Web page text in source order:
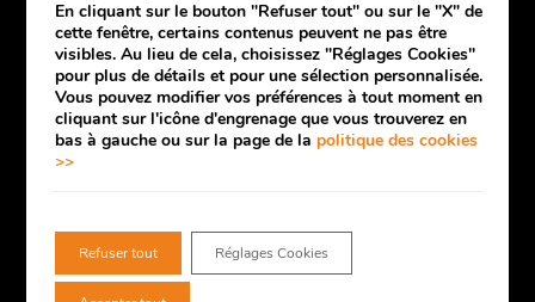
c
e
b
k
s
t
a
a
u
T
u
Nordiflam 73 - Expert Chaleur Bois
61 Chemin du Pont Albertin
73200 Albertville
Tél.: +33 (0)4.79.32.44.46
Fax.: +33 (0)9.55.07.59.99
LA SOCIÉTÉ & LIENS JURIDIQUES
En cliquant sur le bouton "Refuser tout" ou sur le "X" de
cette fenêtre, certains contenus peuvent ne pas être
visibles. Au lieu de cela, choisissez "Réglages Cookies"
pour plus de détails et pour une sélection personnalisée.
Vous pouvez modifier vos préférences à tout moment en
cliquant sur l'icône d'engrenage que vous trouverez en
bas à gauche ou sur la page de la politique des cookies
>>
Refuser tout Réglages Cookies